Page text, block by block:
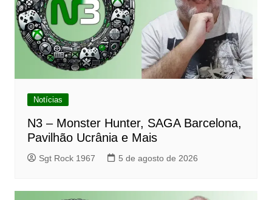
Notícias
N3 – Monster Hunter, SAGA Barcelona,
Pavilhão Ucrânia e Mais
Sgt Rock 1967 5 de agosto de 2026